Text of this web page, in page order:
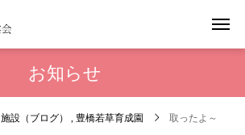
お知らせ
施設（ブログ） 豊橋若草育成園 取ったよ～